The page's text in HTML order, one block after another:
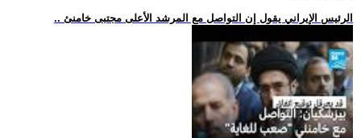
.. الرئيس الإيراني يقول إن التواصل مع المرشد الأعلى مجتبى خامنئ